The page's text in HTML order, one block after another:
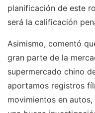
planificación de este
será la calificación
Asimismo, comentó
gran parte de la
supermercado chino
aportamos registros
movimientos en